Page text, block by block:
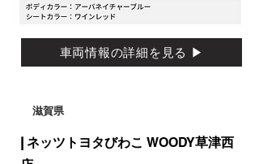
車両情報の詳細を見る ▶
滋賀県
| ネッツトヨタびわこ WOODY草津西